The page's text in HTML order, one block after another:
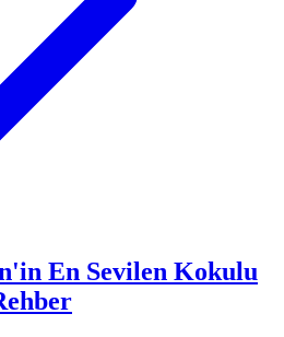
En Sevilen Kokulu